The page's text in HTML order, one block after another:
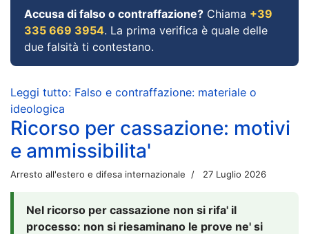
Accusa di falso o contraffazione? Chiama +39
335 669 3954. La prima verifica è quale delle
due falsità ti contestano.
Leggi tutto: Falso e contraffazione: materiale o
ideologica
Ricorso per cassazione: motivi
e ammissibilita'
Arresto all'estero e difesa internazionale 27 Luglio 2026
Nel ricorso per cassazione non si rifa' il
processo: non si riesaminano le prove ne' si